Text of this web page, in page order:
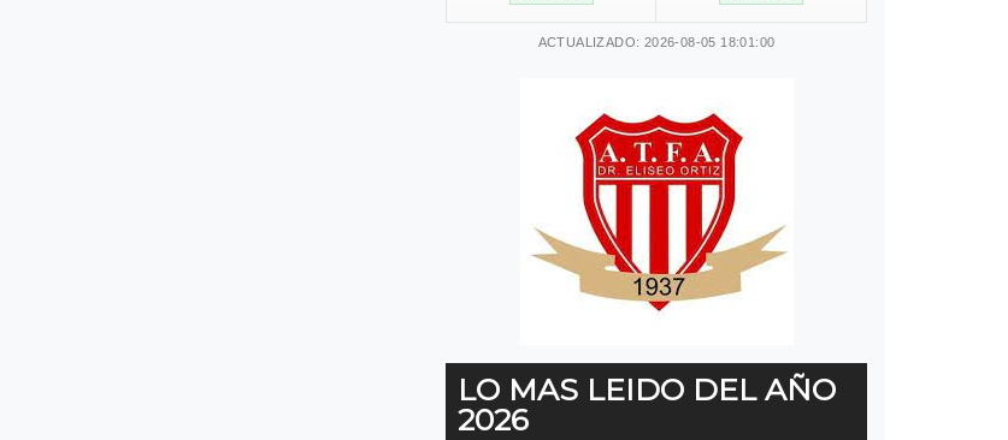
ACTUALIZADO: 2026-08-05 18:01:00
LO MAS LEIDO DEL AÑO
2026